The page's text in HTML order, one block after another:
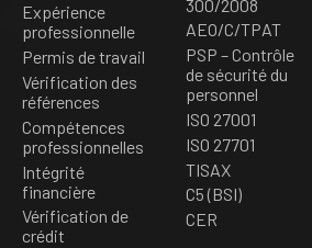
Expérience
professionnelle
Permis de travail
Vérification des
références
Compétences
professionnelles
Intégrité
financière
Vérification de
crédit
300/2008
AEO/C/TPAT
PSP – Contrôle
de sécurité du
personnel
ISO 27001
ISO 27701
TISAX
C5 (BSI)
CER